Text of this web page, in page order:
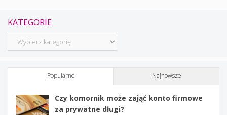
KATEGORIE
Kategorie
Popularne Najnowsze
Czy komornik może zająć konto firmowe
za prywatne długi?